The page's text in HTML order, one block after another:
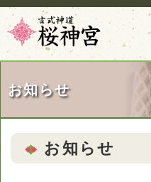
お知らせ
お知らせ